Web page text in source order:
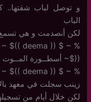
و توصل لباب شقتها..
الباب
لكن أنصدمت و هي تسمع
% ~ $ (( deema ))$ ~ %
(($~ أسطــورة
% ~ $ (( deema ))$ ~ %
زينب سجلت في معهد
لكن خلال أيام من